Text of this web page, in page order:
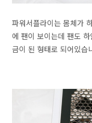
파워서플라이는 몸체가
에 팬이 보이는데 팬도
금이 된 형태로 되어있습